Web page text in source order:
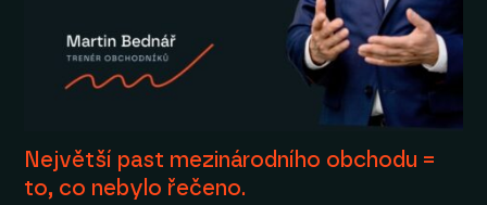
Největší past mezinárodního obchodu =
to, co nebylo řečeno.